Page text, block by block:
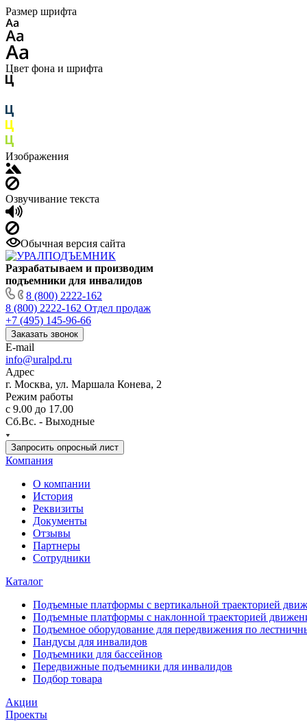
Размер шрифта
Цвет фона и шрифта
Изображения
Озвучивание текста
Обычная версия сайта
Разрабатываем и производим
подъемники для инвалидов
8 (800) 2222-162
8 (800) 2222-162 Отдел продаж
+7 (495) 145-96-66
Заказать звонок
E-mail
info@uralpd.ru
Адрес
г. Москва, ул. Маршала Конева, 2
Режим работы
с 9.00 до 17.00
Сб.Вс. - Выходные
Запросить опросный лист
Компания
О компании
История
Реквизиты
Документы
Отзывы
Партнеры
Сотрудники
Каталог
Подъемные платформы с вертикальной траекторией
Подъемные платформы с наклонной траекторией
Подъемное оборудование для передвижения по
Пандусы для инвалидов
Подъемники для бассейнов
Передвижные подъемники для инвалидов
Подбор товара
Акции
Проекты